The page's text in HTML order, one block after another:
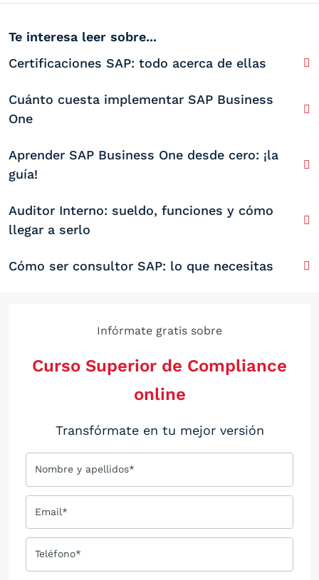
Te interesa leer sobre...
Certificaciones SAP: todo acerca de ellas
Cuánto cuesta implementar SAP Business
One
Aprender SAP Business One desde cero: ¡la
guía!
Auditor Interno: sueldo, funciones y cómo
llegar a serlo
Cómo ser consultor SAP: lo que necesitas
Infórmate gratis sobre
Curso Superior de Compliance
online
Transfórmate en tu mejor versión
Nombre y apellidos*
Email*
Teléfono*